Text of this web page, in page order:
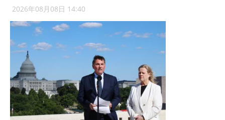
2026年08月08日 14:40